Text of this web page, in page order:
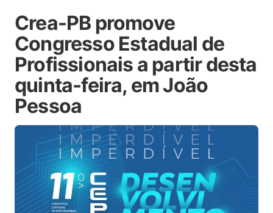
Crea-PB promove
Congresso Estadual de
Profissionais a partir desta
quinta-feira, em João
Pessoa